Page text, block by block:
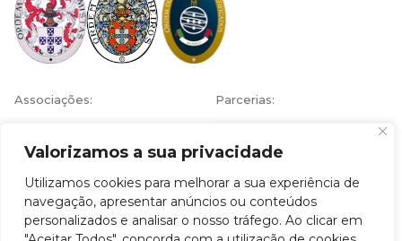
Valorizamos a sua privacidade
Utilizamos cookies para melhorar a sua experiência de
navegação, apresentar anúncios ou conteúdos
personalizados e analisar o nosso tráfego. Ao clicar em
Associações: Parcerias:
© 2026 Contambiente - Economia Ambiente Engenharia , by md3